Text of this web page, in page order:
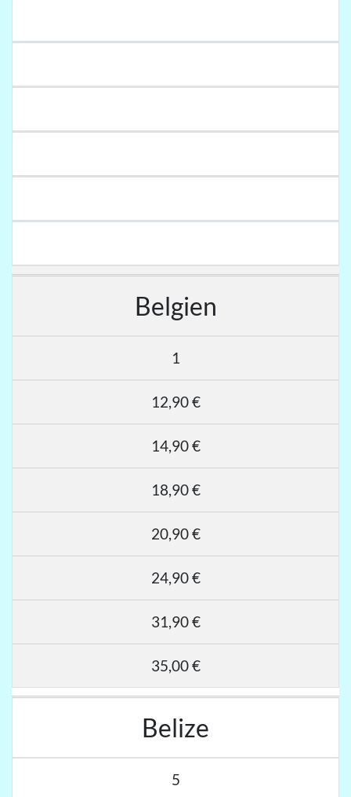
Belgien
1
12,90 €
14,90 €
18,90 €
20,90 €
24,90 €
31,90 €
35,00 €
Belize
5